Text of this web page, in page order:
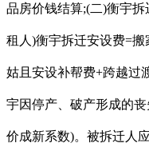
品房价钱结算;(二)衡宇
租人)衡宇拆迁安设费=
姑且安设补帮费+跨越过
宇因停产、破产形成的
价成新系数)。被拆迁人